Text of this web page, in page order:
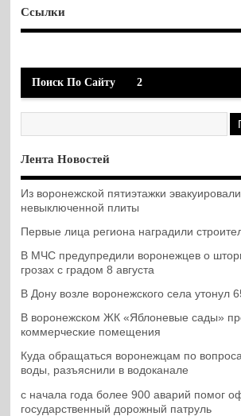
Ссылки
Поиск По Сайту 2
Лента Новостей
Из воронежской пятиэтажки
невыключенной плиты
Первые лица региона наградили
В МЧС предупредили воронежцев о
грозах с градом 8 августа
В Дону возле воронежского села утонул
В воронежском ЖК «Яблоневые сады»
коммерческие помещения
Куда обращаться воронежцам по
воды, разъяснили в водоканале
с начала года более 900 аварий помог
государственный дорожный патруль